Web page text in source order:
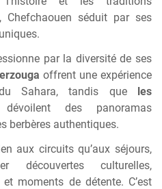
Chefchaouen séduit par ses
par la diversité de ses
offrent une expérience
Sahara, tandis queles
dévoilent des panoramas
berbères authentiques.
aux circuits qu’aux séjours,
découvertes culturelles,
moments de détente. C’est